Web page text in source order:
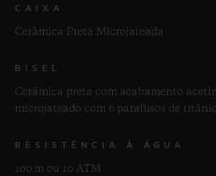
CAIXA
Cerâmica Preta Microjateada
BISEL
Cerâmica preta com acabamento
microjateado com 6 parafusos de
RESISTÊNCIA À ÁGUA
100 m ou 10 ATM